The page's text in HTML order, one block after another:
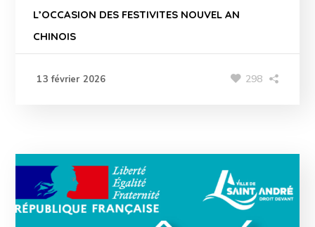
L’OCCASION DES FESTIVITES NOUVEL AN
CHINOIS
13 février 2026 298